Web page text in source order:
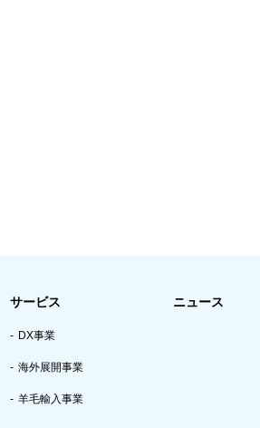
サービス
DX事業
海外展開事業
羊毛輸入事業
ニュース